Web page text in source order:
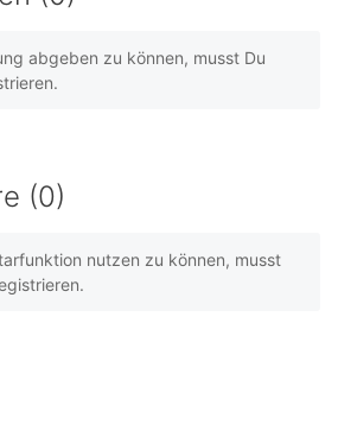
abgeben zu können, musst Du
(0)
nutzen zu können, musst